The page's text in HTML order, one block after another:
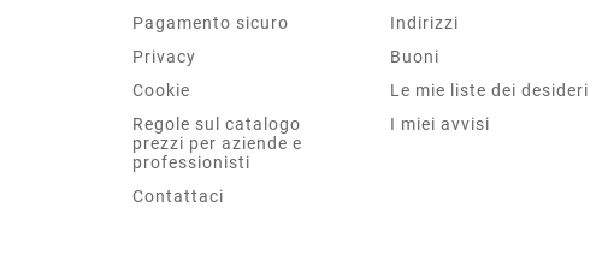
Pagamento sicuro
Privacy
Cookie
Regole sul catalogo
prezzi per aziende e
professionisti
Contattaci
Indirizzi
Buoni
Le mie liste dei desideri
I miei avvisi